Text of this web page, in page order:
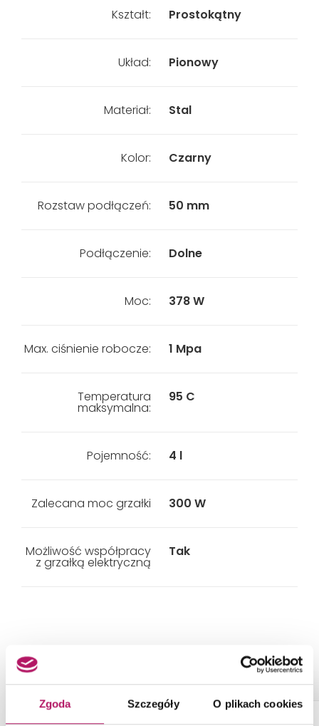
Zgoda Szczegóły O plikach cookies
Kształt: Prostokątny
Układ: Pionowy
Materiał: Stal
Kolor: Czarny
Rozstaw podłączeń: 50 mm
Podłączenie: Dolne
Moc: 378 W
Max. ciśnienie robocze: 1 Mpa
Temperatura
maksymalna:
95 C
Pojemność: 4 l
Zalecana moc grzałki 300 W
Możliwość współpracy
z grzałką elektryczną
Tak
PRODUKTY Z KOLEKCJI